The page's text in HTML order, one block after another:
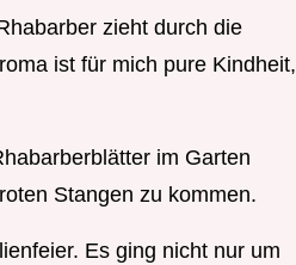
zieht durch die
ist für mich pure Kindheit,
im Garten
Stangen zu kommen.
Es ging nicht nur um